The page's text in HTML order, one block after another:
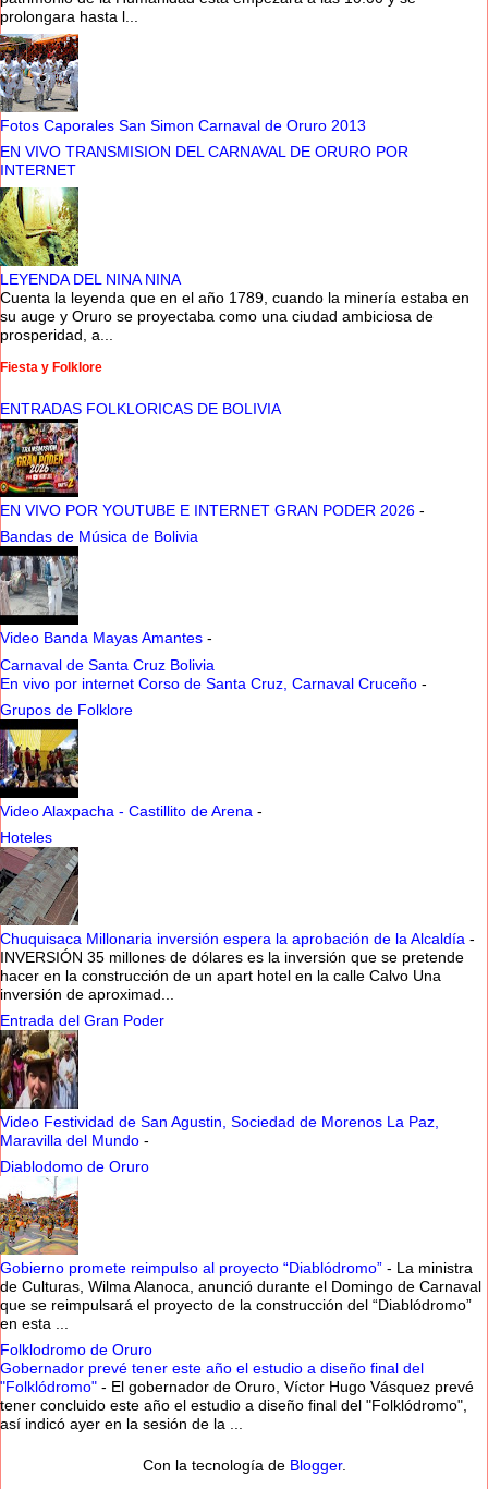
prolongara hasta l...
Fotos Caporales San Simon Carnaval de Oruro 2013
EN VIVO TRANSMISION DEL CARNAVAL DE ORURO POR
INTERNET
LEYENDA DEL NINA NINA
Cuenta la leyenda que en el año 1789, cuando la minería estaba en
su auge y Oruro se proyectaba como una ciudad ambiciosa de
prosperidad, a...
Fiesta y Folklore
ENTRADAS FOLKLORICAS DE BOLIVIA
EN VIVO POR YOUTUBE E INTERNET GRAN PODER 2026 -
Bandas de Música de Bolivia
Video Banda Mayas Amantes -
Carnaval de Santa Cruz Bolivia
En vivo por internet Corso de Santa Cruz, Carnaval Cruceño -
Grupos de Folklore
Video Alaxpacha - Castillito de Arena -
Hoteles
Chuquisaca Millonaria inversión espera la aprobación de la Alcaldía -
INVERSIÓN 35 millones de dólares es la inversión que se pretende
hacer en la construcción de un apart hotel en la calle Calvo Una
inversión de aproximad...
Entrada del Gran Poder
Video Festividad de San Agustin, Sociedad de Morenos La Paz,
Maravilla del Mundo -
Diablodomo de Oruro
Gobierno promete reimpulso al proyecto “Diablódromo” - La ministra
de Culturas, Wilma Alanoca, anunció durante el Domingo de Carnaval
que se reimpulsará el proyecto de la construcción del “Diablódromo”
en esta ...
Folklodromo de Oruro
Gobernador prevé tener este año el estudio a diseño final del
"Folklódromo" - El gobernador de Oruro, Víctor Hugo Vásquez prevé
tener concluido este año el estudio a diseño final del "Folklódromo",
así indicó ayer en la sesión de la ...
Con la tecnología de Blogger.